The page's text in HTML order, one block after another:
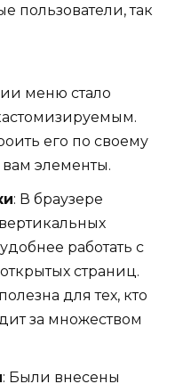
пользователи, так
меню стало
его по своему
элементы.
: В браузере
работать с
страниц.
для тех, кто
за множеством
: Были внесены